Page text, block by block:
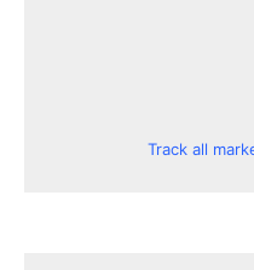
Track all